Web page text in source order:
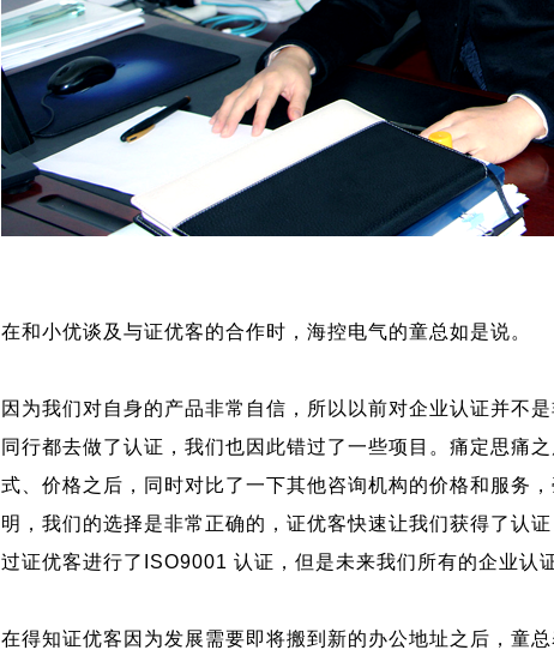
在和小优谈及与证优客的合作时，海控电气的童总如是说。
因为我们对自身的产品非常自信，所以以前对企业认证并不
同行都去做了认证，我们也因此错过了一些项目。痛定思痛
式、价格之后，同时对比了一下其他咨询机构的价格和服务
明，我们的选择是非常正确的，证优客快速让我们获得了认
过证优客进行了ISO9001 认证，但是未来我们所有的企业认
在得知证优客因为发展需要即将搬到新的办公地址之后，童